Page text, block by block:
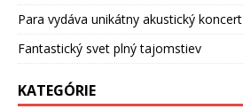
Para vydáva unikátny akustický koncert
Fantastický svet plný tajomstiev
KATEGÓRIE